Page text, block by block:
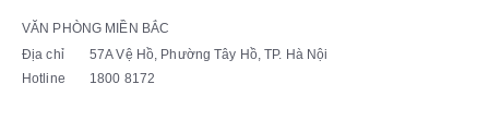
VĂN PHÒNG MIỀN BẮC
Địa chỉ
57A Vệ Hồ, Phường Tây Hồ, TP. Hà Nội
Hotline
1800 8172